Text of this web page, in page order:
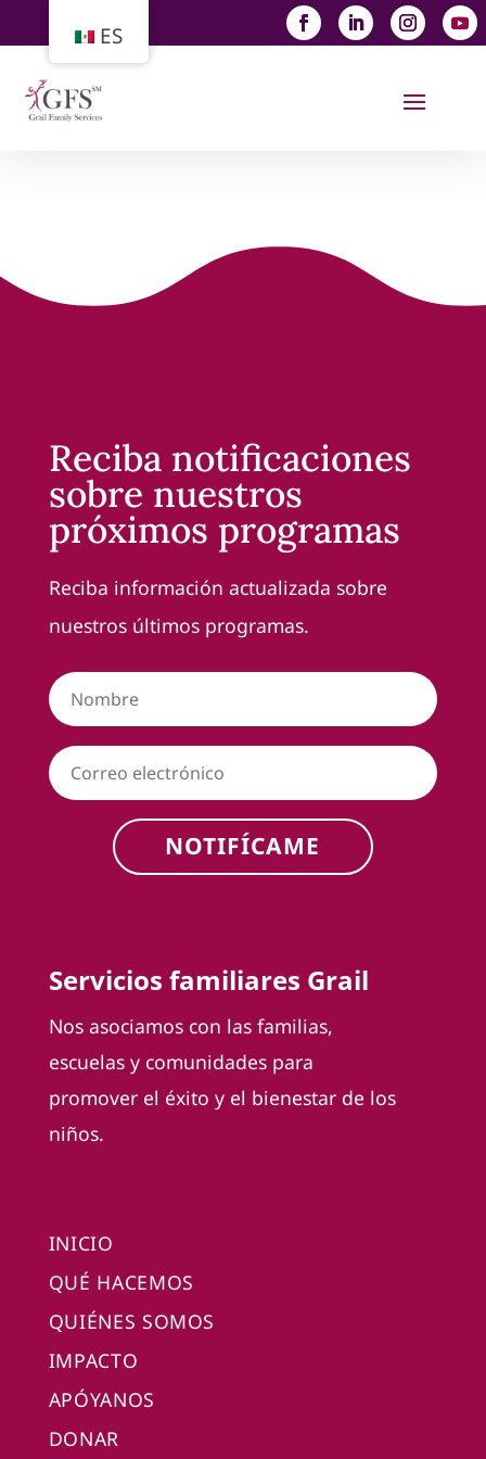
Reciba notificaciones
sobre nuestros
próximos programas
Reciba información actualizada sobre
nuestros últimos programas.
NOTIFÍCAME
Servicios familiares Grail
Nos asociamos con las familias,
escuelas y comunidades para
promover el éxito y el bienestar de los
niños.
INICIO
QUÉ HACEMOS
QUIÉNES SOMOS
IMPACTO
APÓYANOS
DONAR
ES